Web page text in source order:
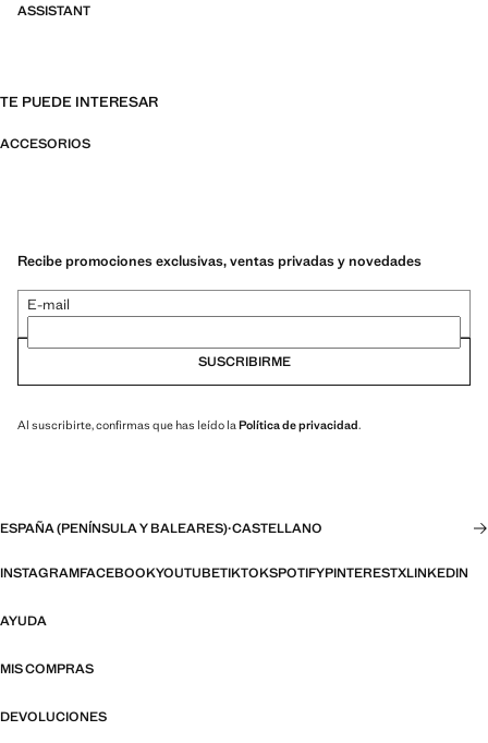
ASSISTANT
TE PUEDE INTERESAR
ACCESORIOS
Recibe promociones exclusivas, ventas privadas y novedades
E-mail
SUSCRIBIRME
Al suscribirte, confirmas que has leído laPolítica de privacidad.
ESPAÑA (PENÍNSULA Y BALEARES)·CASTELLANO
INSTAGRAMFACEBOOKYOUTUBETIKTOKSPOTIFYPINTERESTXLINKEDIN
AYUDA
MIS COMPRAS
DEVOLUCIONES